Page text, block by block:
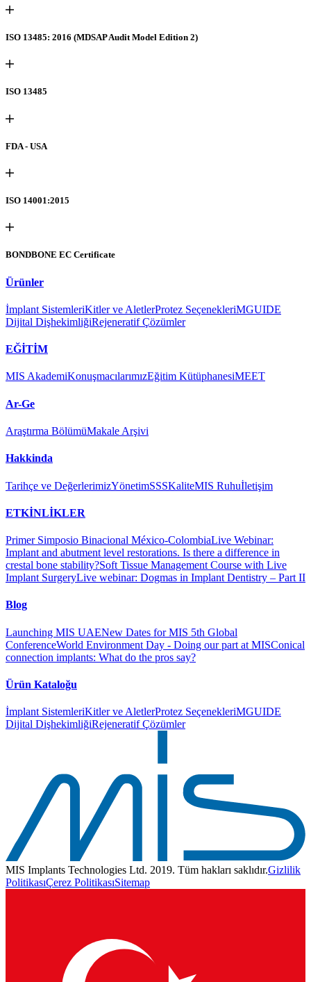
ISO 13485: 2016 (MDSAP Audit Model Edition 2)
ISO 13485
FDA - USA
ISO 14001:2015
BONDBONE EC Certificate
Ürünler
İmplant SistemleriKitler ve AletlerProtez SeçenekleriMGUIDE
Dijital DişhekimliğiRejeneratif Çözümler
EĞİTİM
MIS AkademiKonuşmacılarımızEğitim KütüphanesiMEET
Ar-Ge
Araştırma BölümüMakale Arşivi
Hakkinda
Tarihçe ve DeğerlerimizYönetimSSSKaliteMIS Ruhuİletişim
ETKİNLİKLER
Primer Simposio Binacional México-ColombiaLive Webinar:
Implant and abutment level restorations. Is there a difference in
crestal bone stability?Soft Tissue Management Course with Live
Implant SurgeryLive webinar: Dogmas in Implant Dentistry – Part II
Blog
Launching MIS UAENew Dates for MIS 5th Global
ConferenceWorld Environment Day - Doing our part at MISConical
connection implants: What do the pros say?
Ürün Kataloğu
İmplant SistemleriKitler ve AletlerProtez SeçenekleriMGUIDE
Dijital DişhekimliğiRejeneratif Çözümler
MIS Implants Technologies Ltd. 2019. Tüm hakları saklıdır.Gizlilik
PolitikasıÇerez PolitikasıSitemap